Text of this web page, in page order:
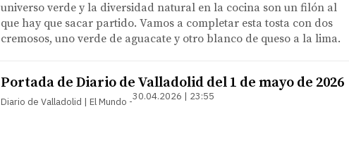
universo verde y la diversidad natural en la cocina son un filón al
que hay que sacar partido. Vamos a completar esta tosta con dos
cremosos, uno verde de aguacate y otro blanco de queso a la lima.
Portada de Diario de Valladolid del 1 de mayo de 2026
Diario de Valladolid | El Mundo 30.04.2026 | 23:55